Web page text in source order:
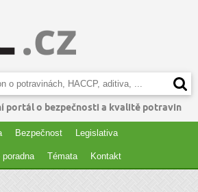
portál o bezpečnosti a kvalitě potravin
Bezpečnost Legislativa
poradna Témata Kontakt